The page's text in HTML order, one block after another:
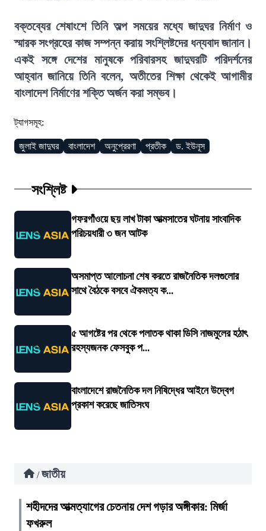
বক্তব্যের শেষাংশে তিনি অল্প সময়ের মধ্যে জাদুঘর নির্মাণ ও
স্মারক সংগ্রহের কাজ সম্পন্ন করায় সংশ্লিষ্টদের ধন্যবাদ জানান।
একই সঙ্গে দেশের মানুষকে পরিবারসহ জাদুঘরটি পরিদর্শনের
আহ্বান জানিয়ে তিনি বলেন, অতীতের শিক্ষা থেকেই আগামীর
বাংলাদেশ নির্মাণের শক্তি অর্জন করা সম্ভব।
ট্যাগসমূহ:
জুলাই জাদুঘর বাংলাদেশ অনুপ্রেরণা প্রতীক ড. ইউনূস
সংশ্লিষ্ট
গফরগাঁওয়ে ছয় লাখ টাকা আত্মসাতের ঘটনায় সাংবাদিক
পরিচয়ধারী ৩ জন আটক
অসমাপ্ত আলোচনা শেষ করতে রাজনৈতিক দলগুলোর
সাথে বৈঠকে বসবে ঐকমত্য ক...
৫ আগষ্টের পর থেকে পলাতক থাকা ডিসি নাজমুলের হঠাৎ
রহস্যজনক ফেসবুক প...
বাংলাদেশে রাজনৈতিক দল নিষিদ্ধের আইনে উদ্বেগ
প্রকাশ করেছে জাতিসংঘ
/ জাতীয়
শহীদদের আত্মত্যাগের চেতনায় দেশ গড়ার অঙ্গীকার: মির্জা
ফখরুল